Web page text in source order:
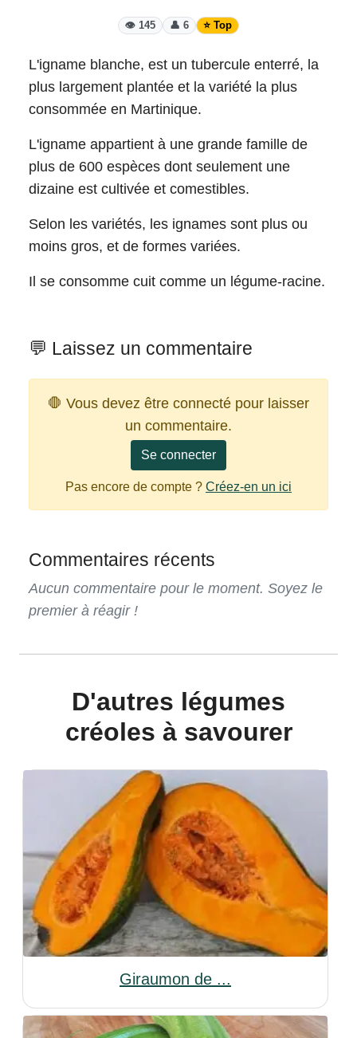
👁️ 145 👤 6 ⭐ Top
L'igname blanche, est un tubercule enterré, la
plus largement plantée et la variété la plus
consommée en Martinique.
L'igname appartient à une grande famille de
plus de 600 espèces dont seulement une
dizaine est cultivée et comestibles.
Selon les variétés, les ignames sont plus ou
moins gros, et de formes variées.
Il se consomme cuit comme un légume-racine.
💬 Laissez un commentaire
🛑 Vous devez être connecté pour laisser
un commentaire.
Se connecter
Pas encore de compte ? Créez-en un ici
Commentaires récents
Aucun commentaire pour le moment. Soyez le
premier à réagir !
D'autres légumes
créoles à savourer
Giraumon de ...